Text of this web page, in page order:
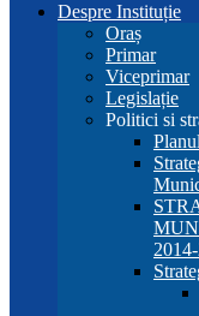
Despre Instituție
Oraș
Primar
Viceprimar
Legislație
Politici si